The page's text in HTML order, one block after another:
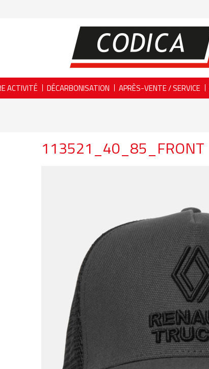
ACTIVITÉ DÉCARBONISATION APRÈS-VENTE / SERVICE
113521_40_85_FRONT